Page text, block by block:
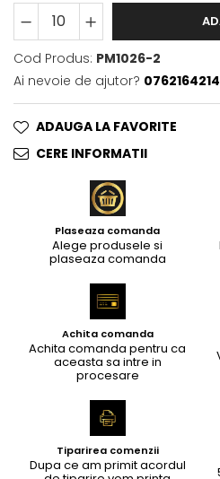
Cod Produs: PM1026-2
Ai nevoie de ajutor? 0762164214
ADAUGA LA FAVORITE
CERE INFORMATII
Plaseaza comanda
Alege produsele si
plaseaza comanda
Achita comanda
Achita comanda pentru ca
aceasta sa intre in
procesare
Tiparirea comenzii
Dupa ce am primit acordul